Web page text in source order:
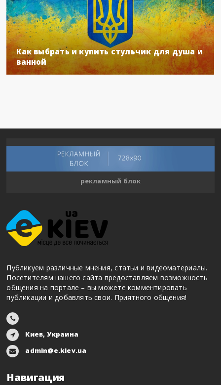
Как выбрать и купить стульчик для душа и
ванной
рекламный блок
Публикуем различные мнения, статьи и видеоматериалы.
Посетителям нашего сайта предоставляем возможность
общения на портале – вы можете комментировать
публикации и добавлять свои. Приятного общения!
Киев, Украина
admin@e.kiev.ua
Навигация